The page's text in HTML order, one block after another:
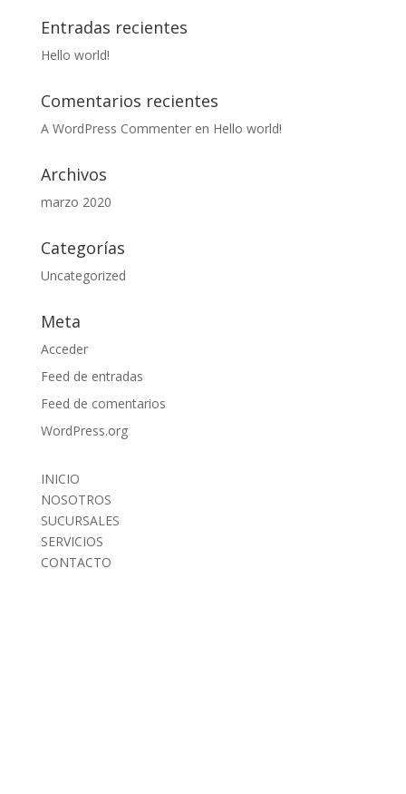
Entradas recientes
Hello world!
Comentarios recientes
A WordPress Commenteren Hello world!
Archivos
marzo 2020
Categorías
Uncategorized
Meta
Acceder
Feed de entradas
Feed de comentarios
WordPress.org
INICIO
NOSOTROS
SUCURSALES
SERVICIOS
CONTACTO